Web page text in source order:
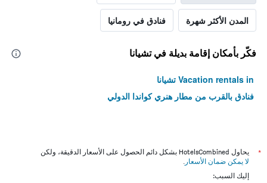
المدن الأكثر شهرة فنادق في رومانيا
فكّر بأمكان إقامة بديلة في تشيانا
Vacation rentals in تشيانا
فنادق بالقرب من مطار هنري كواندا الدولي
*
يحاول HotelsCombined بشكل دائم الحصول على الأسعار الدقيقة، ولكن
لا يمكن ضمان الأسعار .
إليك السبب: